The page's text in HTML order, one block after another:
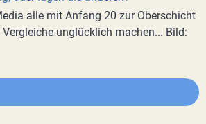
alle mit Anfang 20 zur Oberschicht
unglücklich machen... Bild: